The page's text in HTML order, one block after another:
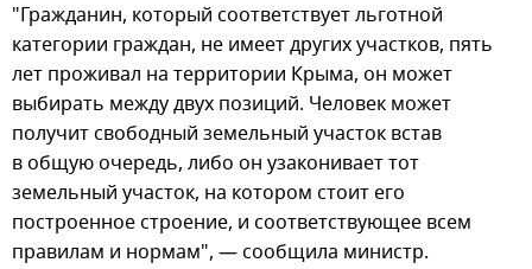
"Гражданин, который соответствует льготной
категории граждан, не имеет других участков, пять
лет проживал на территории Крыма, он может
выбирать между двух позиций. Человек может
получит свободный земельный участок встав
в общую очередь, либо он узаконивает тот
земельный участок, на котором стоит его
построенное строение, и соответствующее всем
правилам и нормам", — сообщила министр.